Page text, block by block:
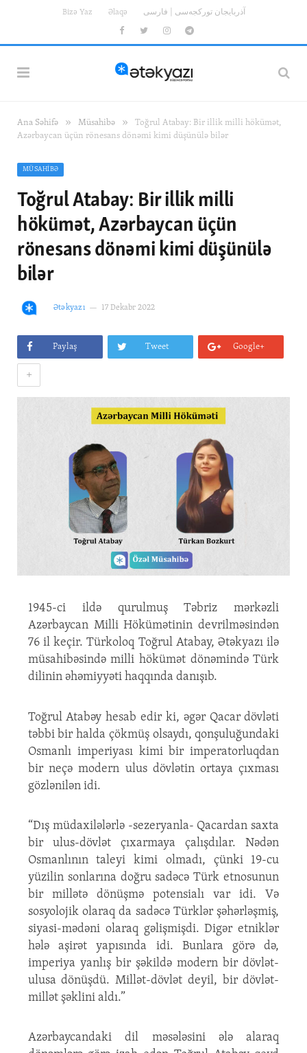
Bizə Yaz Əlaqə آذربایجان تورکجه‌سی | فارسی
FacebookTwitterInstagramTelegram
Ana Səhifə » Müsahibə »
Toğrul Atabay: Bir illik milli hökümət,
Azərbaycan üçün rönesans dönəmi kimi düşünülə bilər
MÜSAHIBƏ
Toğrul Atabay: Bir illik milli
hökümət, Azərbaycan üçün
rönesans dönəmi kimi düşünülə
bilər
Ətəkyazı 17 Dekabr 2022
Paylaş Tweet Google+
+
1945-ci ildə qurulmuş Təbriz mərkəzli
Azərbaycan Milli Hökümətinin devrilməsindən
76 il keçir. Türkoloq Toğrul Atabay, Ətəkyazı ilə
müsahibəsində milli hökümət dönəmində Türk
dilinin əhəmiyyəti haqqında danışıb.
Toğrul Atabəy hesab edir ki, əgər Qacar dövləti
təbbi bir halda çökmüş olsaydı, qonşuluğundaki
Osmanlı imperiyası kimi bir imperatorluqdan
bir neçə modern ulus dövlətin ortaya çıxması
gözlənilən idi.
“Dış müdaxilələrlə -sezeryanla- Qacardan saxta
bir ulus-dövlət çıxarmaya çalışdılar. Nədən
Osmanlının taleyi kimi olmadı, çünki 19-cu
yüzilin sonlarına doğru sadəcə Türk etnosunun
bir millətə dönüşmə potensialı var idi. Və
sosyolojik olaraq da sadəcə Türklər şəhərləşmiş,
siyasi-mədəni olaraq gəlişmişdi. Digər etniklər
hələ aşirət yapısında idi. Bunlara görə də,
imperiya yanlış bir şəkildə modern bir dövlət-
ulusa dönüşdü. Millət-dövlət deyil, bir dövlət-
millət şəklini aldı.”
Azərbaycandaki dil məsələsini ələ alaraq